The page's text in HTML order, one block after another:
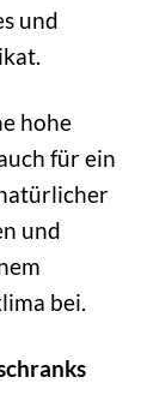
und
hohe
für ein
und
bei.